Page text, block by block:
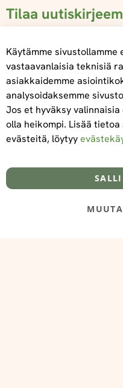
Tilaa
Tietoa meistä
@‌2025 FooDeliDoo
Käytämme sivustollamme
vastaavanlaisia teknisiä
asiakkaidemme
analysoidaksemme
Jos et hyväksy
olla heikompi. Lisää
evästeitä, löytyy
SALLI